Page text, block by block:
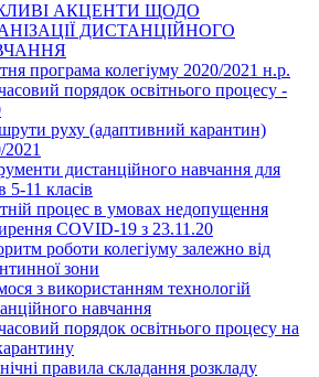
АКЦЕНТИ ЩОДО
ДИСТАНЦІЙНОГО
програма колегіуму 2020/2021 н.р.
порядок освітнього процесу -
руху (адаптивний карантин)
2021
дистанційного навчання для
5-11 класів
процес в умовах недопущення
COVID-19 з 23.11.20
роботи колегіуму залежно від
зони
з використанням технологій
навчання
порядок освітнього процесу на
правила складання розкладу